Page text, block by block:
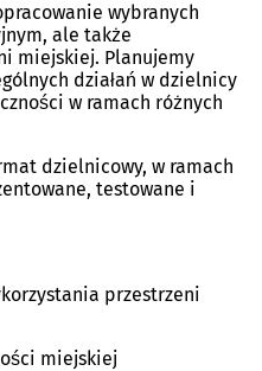
wybranych
ale także
miejskiej. Planujemy
działań w dzielnicy
w ramach różnych
dzielnicowy, w ramach
testowane i
przestrzeni
miejskiej